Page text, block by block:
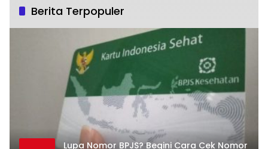
Berita Terpopuler
Lupa Nomor BPJS? Begini Cara Cek Nomor